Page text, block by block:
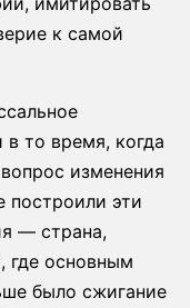
к самой
в то время, когда
изменения
построили эти
— страна,
где основным
было сжигание